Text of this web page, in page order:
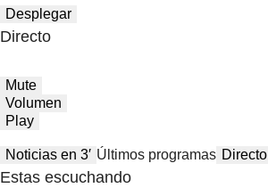
Desplegar
Directo
Mute
Volumen
Play
Noticias en 3′ Últimos programas Directo
Estas escuchando